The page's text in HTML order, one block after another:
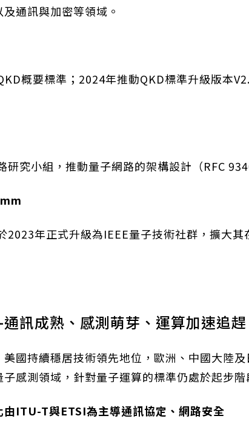
通訊與加密等領域。
概要標準；2024年推動QKD標準升級版本
研究小組，推動量子網路的架構設計（RFC
2023年正式升級為IEEE量子技術社群，擴大
訊成熟、感測萌芽、運算加速追趕
國持續穩居技術領先地位，歐洲、中國大陸
感測領域，針對量子運算的標準仍處於起步階
由ITU-T與ETSI為主導通訊協定、網路安全